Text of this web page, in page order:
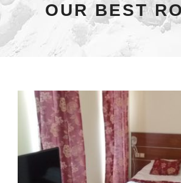
OUR BEST